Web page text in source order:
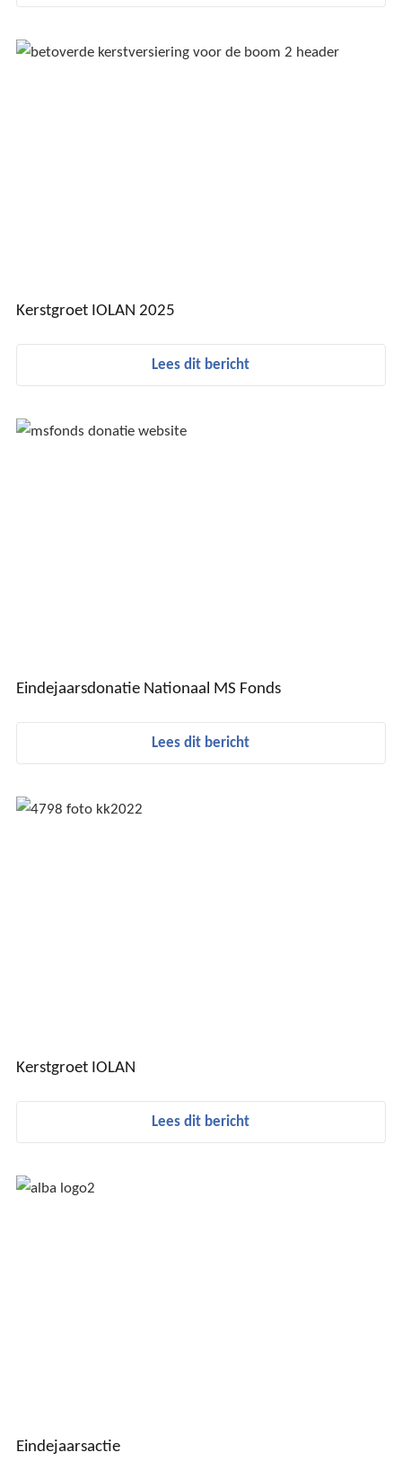
Kerstgroet IOLAN 2025
Lees dit bericht
Eindejaarsdonatie Nationaal MS Fonds
Lees dit bericht
Kerstgroet IOLAN
Lees dit bericht
Eindejaarsactie